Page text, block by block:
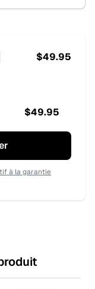
$49.95
$49.95
à la garantie